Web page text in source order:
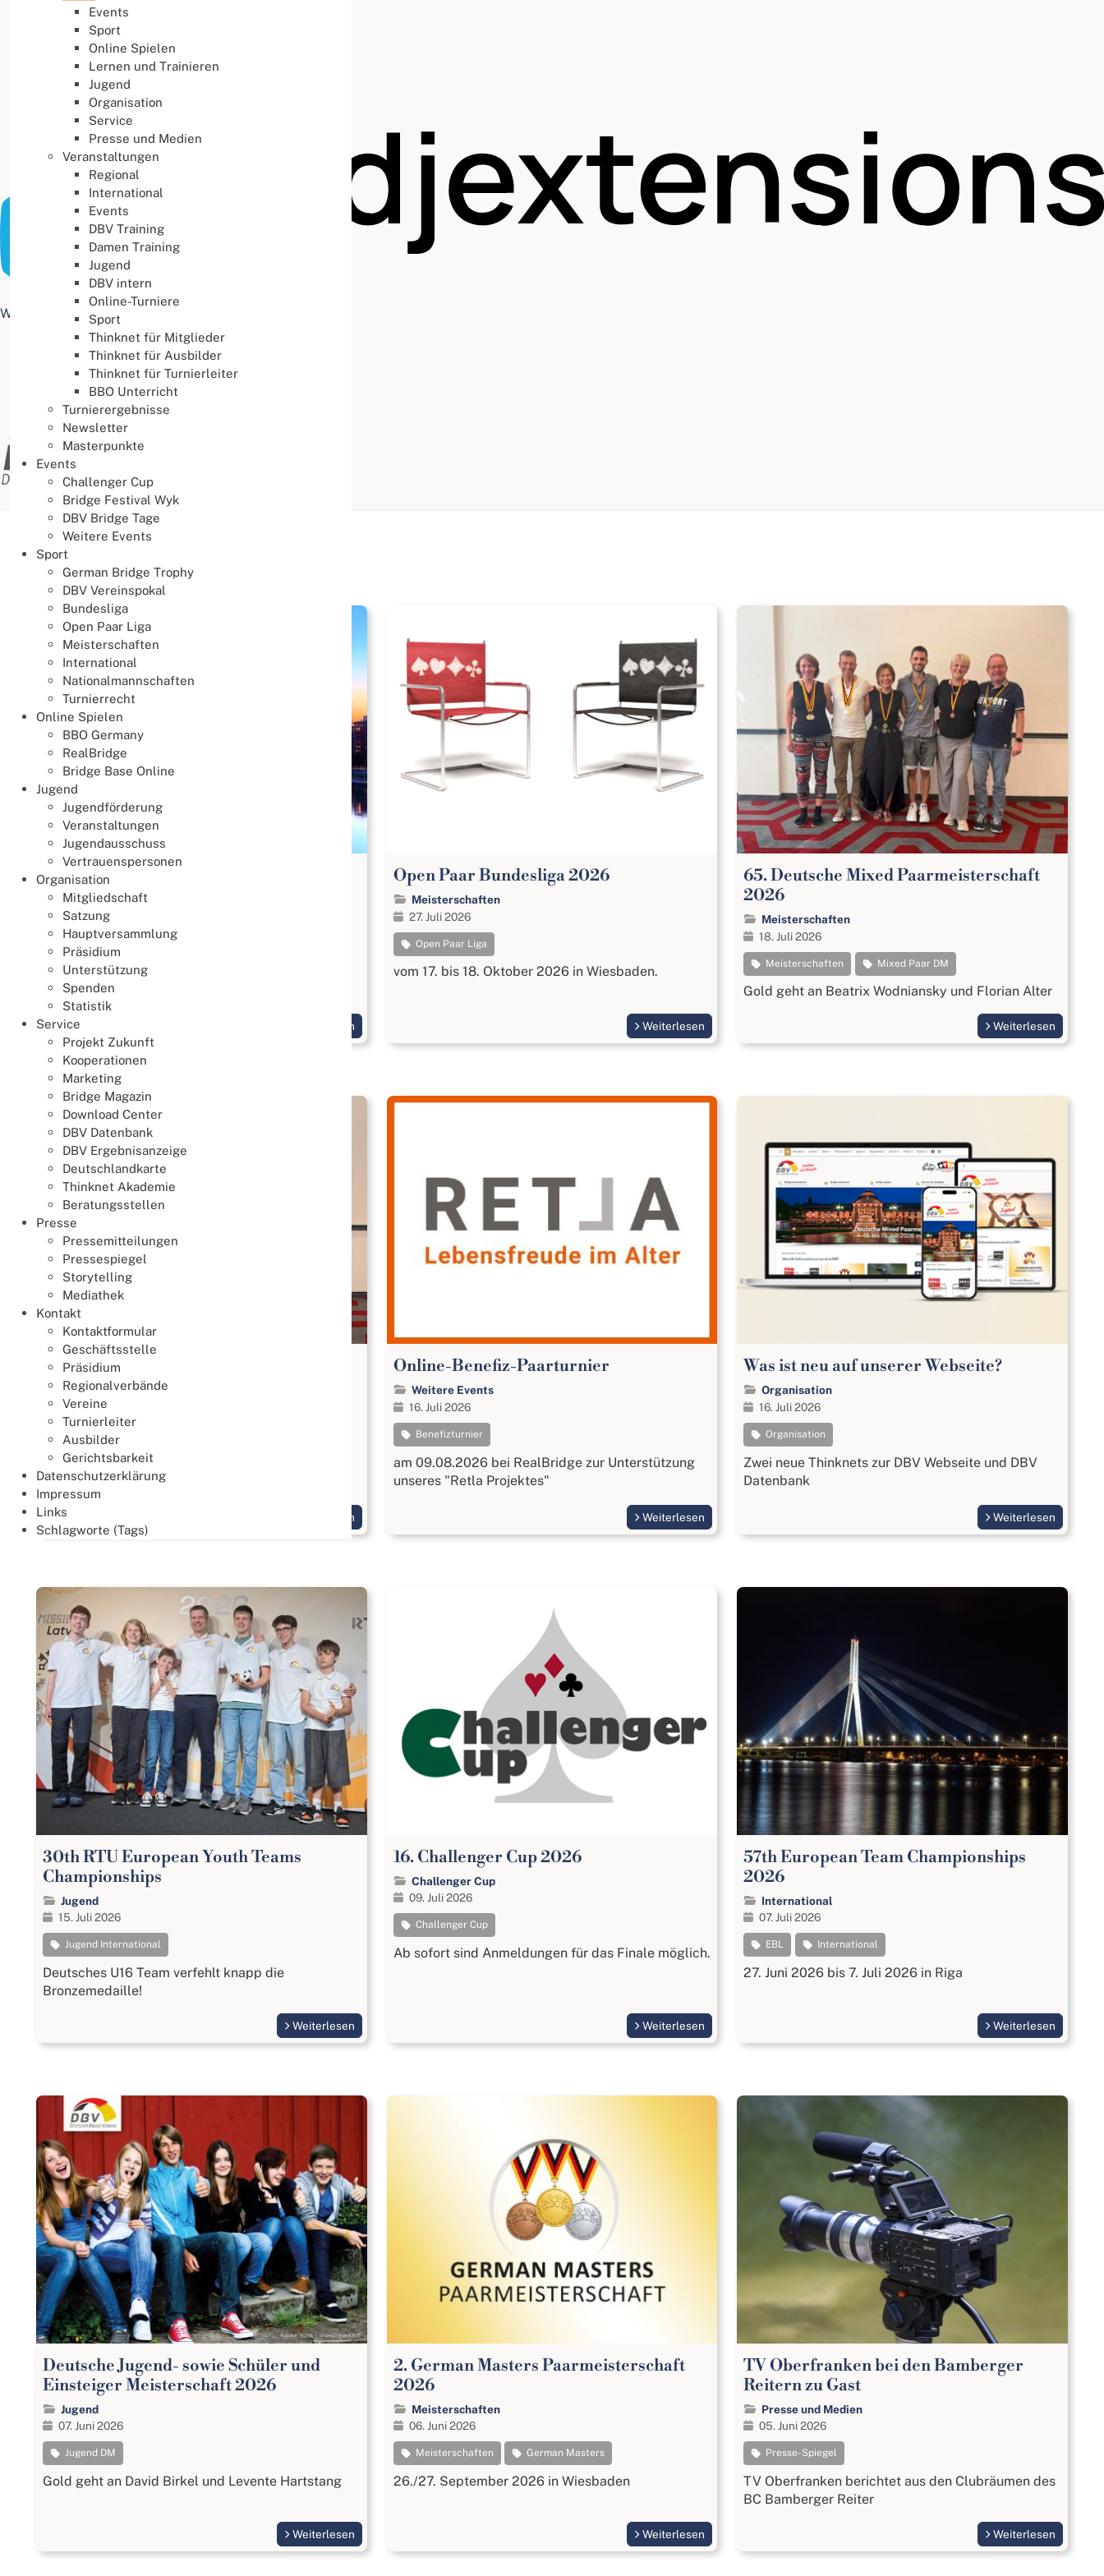
Buchstabenabstand
Web Accessibility plugin
Events
Sport
Online Spielen
Lernen und Trainieren
Jugend
Organisation
Service
Presse und Medien
Veranstaltungen
Regional
International
Events
DBV Training
Damen Training
Jugend
DBV intern
Online-Turniere
Sport
Thinknet für Mitglieder
Thinknet für Ausbilder
Thinknet für Turnierleiter
BBO Unterricht
Turnierergebnisse
Newsletter
Masterpunkte
Events
Challenger Cup
Bridge Festival Wyk
DBV Bridge Tage
Weitere Events
Sport
German Bridge Trophy
DBV Vereinspokal
Bundesliga
Open Paar Liga
Meisterschaften
International
Nationalmannschaften
Turnierrecht
Online Spielen
BBO Germany
RealBridge
Bridge Base Online
Jugend
Jugendförderung
Veranstaltungen
Jugendausschuss
Vertrauenspersonen
Organisation
Mitgliedschaft
Satzung
Hauptversammlung
Präsidium
Unterstützung
Spenden
Statistik
Service
Projekt Zukunft
Kooperationen
Marketing
Bridge Magazin
Download Center
DBV Datenbank
DBV Ergebnisanzeige
Deutschlandkarte
Thinknet Akademie
Beratungsstellen
Presse
Pressemitteilungen
Pressespiegel
Storytelling
Mediathek
Kontakt
Kontaktformular
Geschäftsstelle
Präsidium
Regionalverbände
Vereine
Turnierleiter
Ausbilder
Gerichtsbarkeit
Datenschutzerklärung
Impressum
Links
Schlagworte (Tags)
Aktuelle Seite: Startseite
News
Bridge Anfängerkurs in Frankfurt
Lernen & Trainieren
02. August 2026
Bridge kennenlernen
Start am 3. September 2026, 10 Termine jeweils
Donnerstags
Weiterlesen
Open Paar Bundesliga 2026
Meisterschaften
27. Juli 2026
Open Paar Liga
vom 17. bis 18. Oktober 2026 in Wiesbaden.
Weiterlesen
65. Deutsche Mixed Paarmeisterschaft
2026
Meisterschaften
18. Juli 2026
Meisterschaften Mixed Paar DM
Gold geht an Beatrix Wodniansky und Florian Alter
Weiterlesen
19. Deutsche Mixed Teammeisterschaft
2026
Meisterschaften
17. Juli 2026
Meisterschaften
Gold geht an das Team: "Drei Hände und ein Fuß"
Weiterlesen
Online-Benefiz-Paarturnier
Weitere Events
16. Juli 2026
Benefizturnier
am 09.08.2026 bei RealBridge zur Unterstützung
unseres "Retla Projektes"
Weiterlesen
Was ist neu auf unserer Webseite?
Organisation
16. Juli 2026
Organisation
Zwei neue Thinknets zur DBV Webseite und DBV
Datenbank
Weiterlesen
30th RTU European Youth Teams
Championships
Jugend
15. Juli 2026
Jugend International
Deutsches U16 Team verfehlt knapp die
Bronzemedaille!
Weiterlesen
16. Challenger Cup 2026
Challenger Cup
09. Juli 2026
Challenger Cup
Ab sofort sind Anmeldungen für das Finale möglich.
Weiterlesen
57th European Team Championships
2026
International
07. Juli 2026
EBL International
27. Juni 2026 bis 7. Juli 2026 in Riga
Weiterlesen
Deutsche Jugend- sowie Schüler und
Einsteiger Meisterschaft 2026
Jugend
07. Juni 2026
Jugend DM
Gold geht an David Birkel und Levente Hartstang
Weiterlesen
2. German Masters Paarmeisterschaft
2026
Meisterschaften
06. Juni 2026
Meisterschaften German Masters
26./27. September 2026 in Wiesbaden
Weiterlesen
TV Oberfranken bei den Bamberger
Reitern zu Gast
Presse und Medien
05. Juni 2026
Presse-Spiegel
TV Oberfranken berichtet aus den Clubräumen des
BC Bamberger Reiter
Weiterlesen